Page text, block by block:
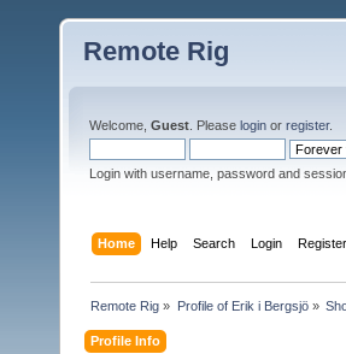
Remote Rig
Welcome, Guest . Please login or register.
Login with username, password and
Home Help Search Login Register
Remote Rig » Profile of Erik i Bergsjö»
Profile Info